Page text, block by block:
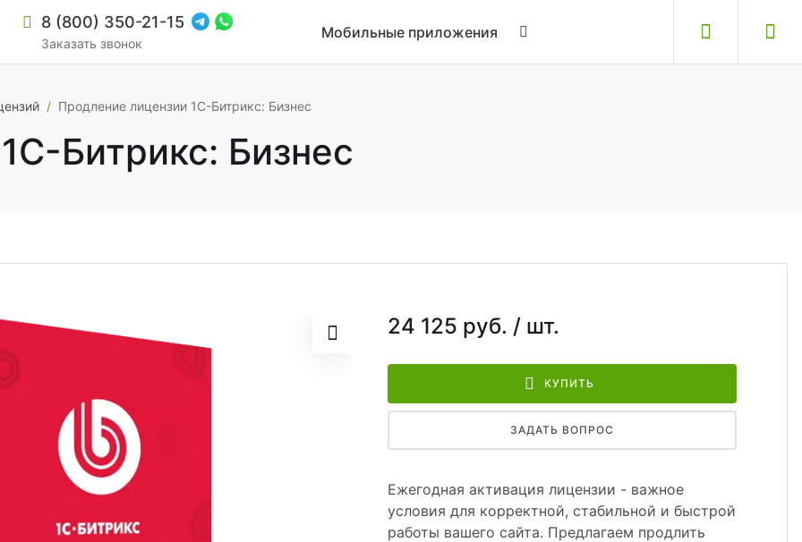
8 (800) 350-21-15
Заказать звонок
Мобильные приложения
и мультирегиональностью
оплатой
/ Продление лицензии 1С-Битрикс: Бизнес
Битрикс: Бизнес
24 125 руб. / шт.
КУПИТЬ
ЗАДАТЬ ВОПРОС
Ежегодная активация лицензии - важное
условия для корректной, стабильной и быстрой
работы вашего сайта. Предлагаем продлить